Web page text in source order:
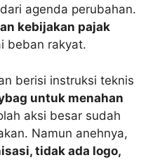
agenda perubahan.
kebijakan pajak
beban rakyat.
berisi instruksi teknis
untuk menahan
aksi besar sudah
Namun anehnya,
tidak ada logo,